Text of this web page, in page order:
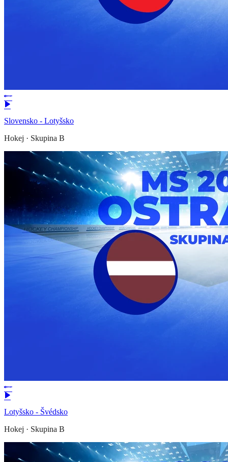
Slovensko - Lotyšsko
Hokej · Skupina B
Lotyšsko - Švédsko
Hokej · Skupina B